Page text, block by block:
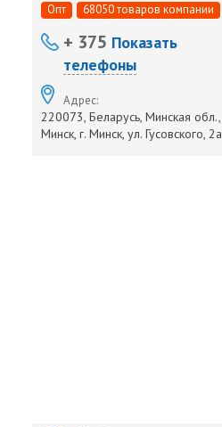
Опт 68050 товаров компании
+ 375 Показать
телефоны
Адрес:
220073, Беларусь, Минская обл.,
Минск, г. Минск, ул. Гусовского, 2а